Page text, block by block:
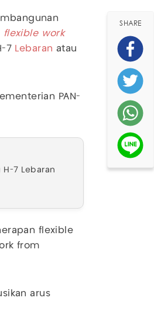
flexible work
7 Lebaran atau
PAN-
H-7 Lebaran
flexible
from
arus
SHARE